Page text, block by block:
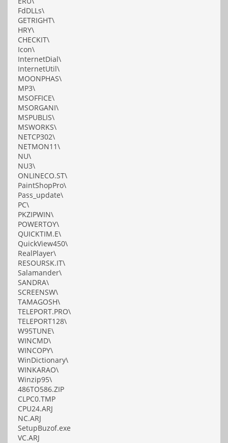
FdDLLs\
GETRIGHT\
HRY\
CHECKIT\
Icon\
InternetDial\
InternetUtil\
MOONPHAS\
MP3\
MSOFFICE\
MSORGANI\
MSPUBLIS\
MSWORKS\
NETCP302\
NETMON11\
NU\
NU3\
ONLINECO.ST\
PaintShopPro\
Pass_update\
PC\
PKZIPWIN\
POWERTOY\
QUICKTIM.E\
QuickView450\
RealPlayer\
RESOURSK.IT\
Salamander\
SANDRA\
SCREENSW\
TAMAGOSH\
TELEPORT.PRO\
TELEPORT128\
W95TUNE\
WINCMD\
WINCOPY\
WinDictionary\
WINKARAO\
Winzip95\
486TO586.ZIP
CLPC0.TMP
CPU24.ARJ
NC.ARJ
SetupBuzof.exe
VC.ARJ